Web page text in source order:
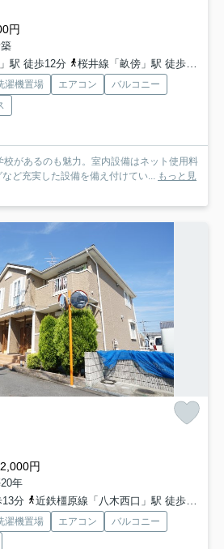
円
駅 徒歩12分
桜井線「畝傍」駅 徒歩16分
濯機置場 エアコン
バルコニー
があるのも魅力。室内設備はネット使用料
ど充実した設備を備え付けてい...
もっと見
円
年
分
近鉄橿原線「八木西口」駅 徒歩18分
濯機置場 エアコン
バルコニー